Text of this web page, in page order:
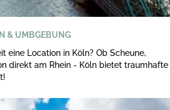
& UMBGEBUNG
eine Location in Köln? Ob Scheune,
direkt am Rhein - Köln bietet traumhafte